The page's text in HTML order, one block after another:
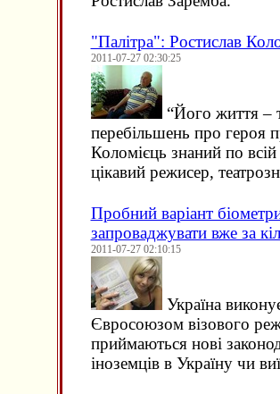
"Палітра": Ростислав
2011-07-27 02:30:25
“Його життя –
перебільшень про героя
Коломієць знаний по
цікавий режисер,
Пробний варіант
запроваджувати вже за
2011-07-27 02:10:15
Україна
Євросоюзом візового
приймаються нові
іноземців в Україну чи